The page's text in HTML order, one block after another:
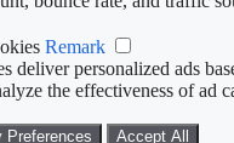
Remark
deliver personalized ads
the effectiveness of ad
Preferences Accept All